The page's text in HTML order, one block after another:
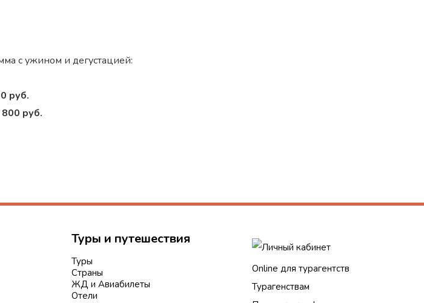
с ужином и дегустацией:
руб.
800 руб.
Туры и путешествия
Туры
Страны
ЖД и Авиабилеты
Отели
Личный кабинет
Online для турагентств
Турагенствам